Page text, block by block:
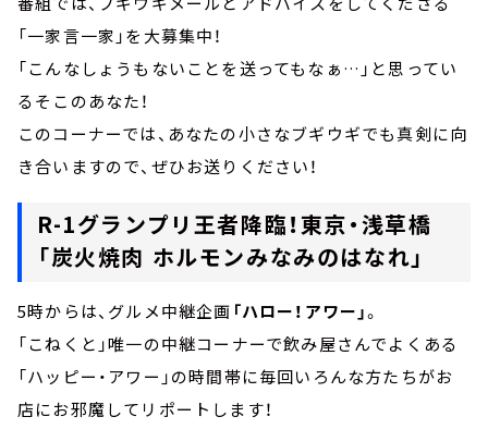
「一家言一家」を大募集中！
「こんなしょうもないことを送ってもなぁ…」と思ってい
るそこのあなた！
このコーナーでは、あなたの小さなブギウギでも真剣に向
き合いますので、ぜひお送りください！
R-1グランプリ王者降臨！東京・浅草橋
「炭火焼肉 ホルモンみなみのはなれ」
5時からは、グルメ中継企画 「ハロー！アワー」。
「こねくと」唯一の中継コーナーで飲み屋さんでよくある
「ハッピー・アワー」の時間帯に毎回いろんな方たちがお
店にお邪魔してリポートします！